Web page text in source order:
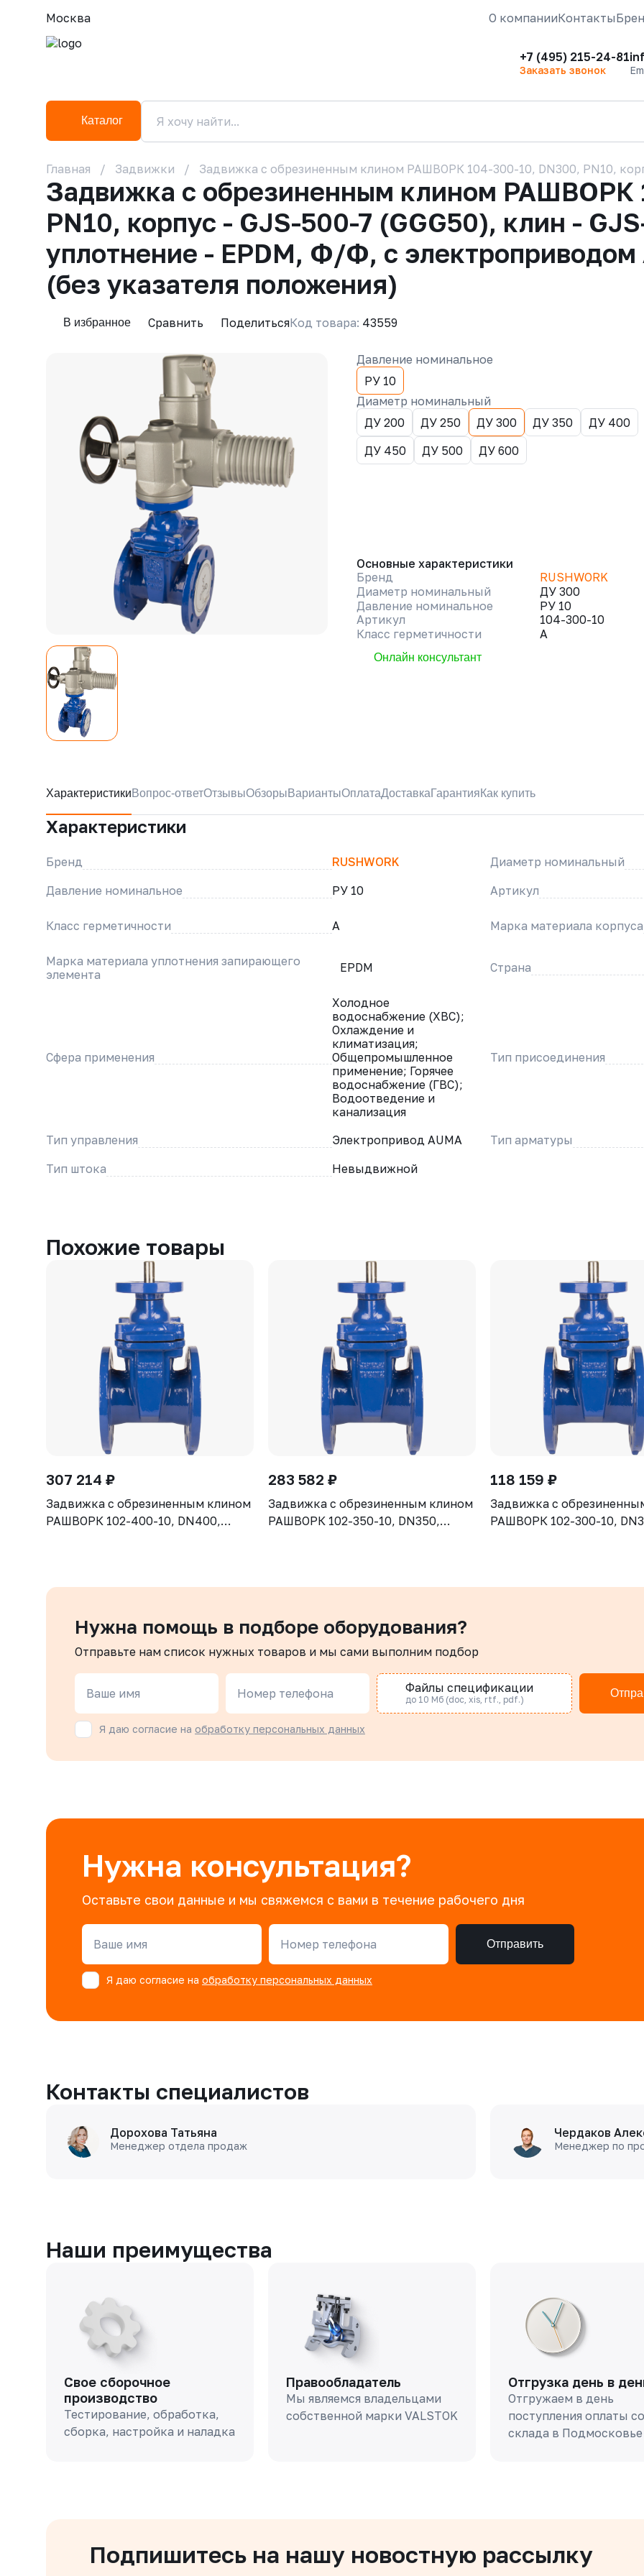
Москва О компанииКонтакты
+7 (495) 215-24-81
Заказать звонок
Каталог
Главная Задвижки Задвижка с обрезиненным клином РАШВОРК 104-300-10, DN300, PN10,
Задвижка с обрезиненным клином РАШВОРК
PN10, корпус - GJS-500-7 (GGG50), клин -
уплотнение - EPDM, Ф/Ф, с электроприводом
(без указателя положения)
В избранное Сравнить ПоделитьсяКод товара: 43559
Давление номинальное
РУ 10
Диаметр номинальный
ДУ 200
ДУ 250 ДУ 300 ДУ 350
ДУ 400
ДУ 450
ДУ 500 ДУ 600
Основные характеристики
Бренд
RUSHWORK
Диаметр номинальный
ДУ 300
Давление номинальное
РУ 10
Артикул
104-300-10
Класс герметичности
A
Онлайн консультант
Характеристики Вопрос-ответОтзывыОбзоры ВариантыОплатаДоставка Гарантия Как купить
Характеристики
Бренд RUSHWORK
Диаметр номинальный
Давление номинальное
РУ 10 Артикул
Класс герметичности A Марка материала корпуса
Марка материала уплотнения запирающего
элемента
EPDM Страна
Сфера применения
Холодное
водоснабжение (ХВС);
Охлаждение и
климатизация;
Общепромышленное
применение; Горячее
водоснабжение (ГВС);
Водоотведение и
канализация
Тип присоединения
Тип управления Электропривод AUMA
Тип арматуры
Тип штока
Невыдвижной
Похожие товары
307 214 ₽
Задвижка с обрезиненным клином
РАШВОРК 102-400-10, DN400,
283 582 ₽
Задвижка с обрезиненным клином
РАШВОРК 102-350-10, DN350,
118 159 ₽
Задвижка с
РАШВОРК 102-300-10,
Нужна помощь в подборе оборудования?
Отправьте нам список нужных товаров и мы сами выполним подбор
Ваше имя Номер телефона Файлы спецификации
до 10 Мб (doc, xis, rtf., pdf.)
Я даю согласие на обработку персональных данных
Нужна консультация?
Оставьте свои данные и мы свяжемся с вами в течение рабочего дня
Ваше имя Номер телефона Отправить
Я даю согласие на обработку персональных данных
Контакты специалистов
Дорохова Татьяна
Менеджер отдела продаж
Чердаков
Менеджер по
Наши преимущества
Свое сборочное
производство
Тестирование, обработка,
сборка, настройка и наладка
Правообладатель
Мы являемся владельцами
собственной марки VALSTOK
Отгрузка день в
Отгружаем в день
поступления оплаты со
склада в Подмосковье
Подпишитесь на нашу новостную рассылку